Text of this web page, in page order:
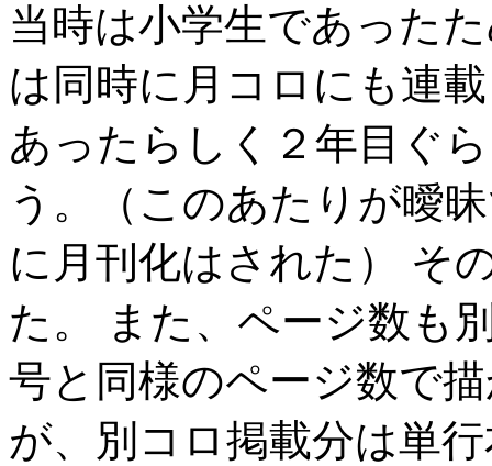
当時は小学生であった
は同時に月コロにも連
あったらしく２年目ぐ
う。（このあたりが曖
に月刊化はされた） そ
た。 また、ページ数も
号と同様のページ数で
が、別コロ掲載分は単